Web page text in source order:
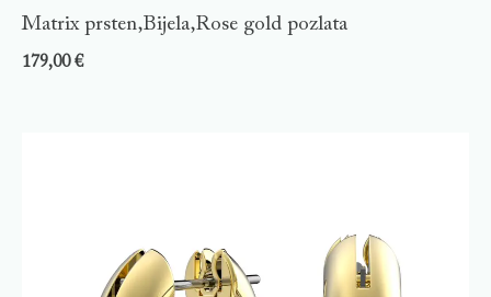
Matrix prsten,Bijela,Rose gold pozlata
179,00€